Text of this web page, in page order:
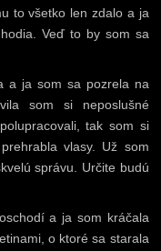
to všetko len zdalo a ja
Veď to by som sa
a ja som sa pozrela na
som si neposlušné
tak som si
vlasy. Už som
správu. Určite budú
a ja som kráčala
o ktoré sa starala